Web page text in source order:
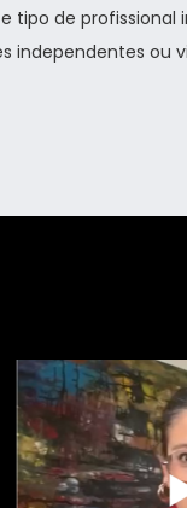
de profissional
independentes ou